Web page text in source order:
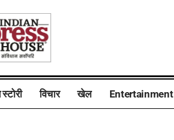
विचार खेल Entertainment